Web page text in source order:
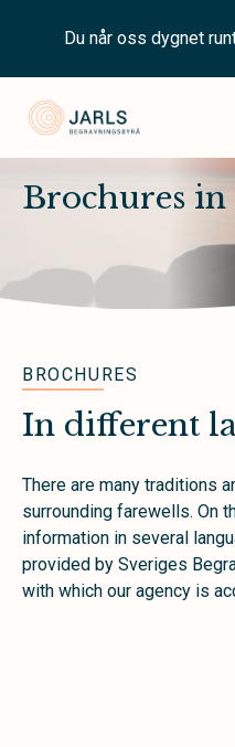
Du når oss dygnet
Brochures
BROCHURES
In different
There are many traditions
surrounding farewells. On
information in several
provided by Sveriges
with which our agency is